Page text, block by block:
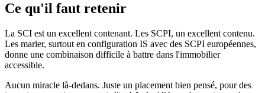
Ce qu'il faut retenir
La SCI est un excellent contenant. Les SCPI, un excellent contenu.
Les marier, surtout en configuration IS avec des SCPI européennes,
donne une combinaison difficile à battre dans l'immobilier
accessible.
Aucun miracle là-dedans. Juste un placement bien pensé, pour des